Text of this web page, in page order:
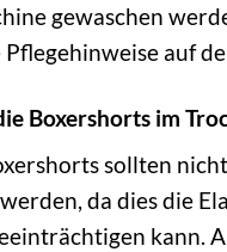
gewaschen
Pflegehinweise auf
Boxershorts im
sollten
da dies die
kann.